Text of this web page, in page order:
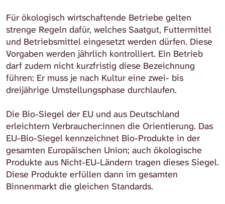
Für ökologisch wirtschaftende Betriebe gelten
strenge Regeln dafür, welches Saatgut, Futtermittel
und Betriebsmittel eingesetzt werden dürfen. Diese
Vorgaben werden jährlich kontrolliert. Ein Betrieb
darf zudem nicht kurzfristig diese Bezeichnung
führen: Er muss je nach Kultur eine zwei- bis
dreijährige Umstellungsphase durchlaufen.
Die Bio-Siegel der EU und aus Deutschland
erleichtern Verbraucher:innen die Orientierung. Das
EU-Bio-Siegel kennzeichnet Bio-Produkte in der
gesamten Europäischen Union; auch ökologische
Produkte aus Nicht-EU-Ländern tragen dieses Siegel.
Diese Produkte erfüllen dann im gesamten
Binnenmarkt die gleichen Standards.